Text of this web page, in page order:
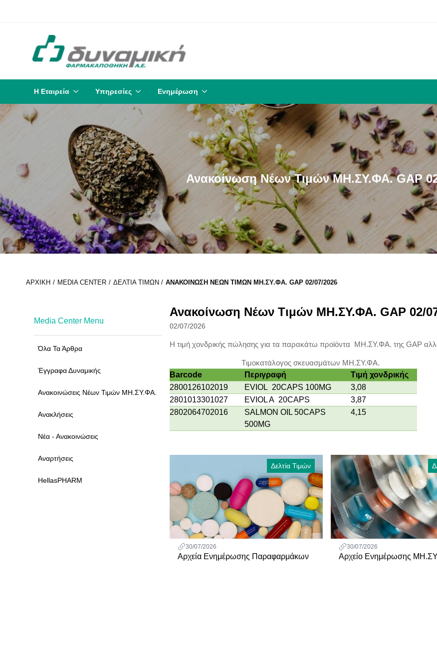
Η Εταιρεία Υπηρεσίες Ενημέρωση
Ανακοίνωση Νέων Τιμών ΜΗ.ΣΥ.ΦΑ. GAP
ΑΡΧΙΚΉ MEDIA CENTER ΔΕΛΤΊΑ ΤΙΜΏΝ ΑΝΑΚΟΊΝΩΣΗ ΝΈΩΝ ΤΙΜΏΝ ΜΗ.ΣΥ.ΦΑ. GAP 02/07/2026
Media Center Menu
Όλα Τα Άρθρα
Έγγραφα Δυναμικής
Ανακοινώσεις Νέων Τιμών ΜΗ.ΣΥ.ΦΑ.
Ανακλήσεις
Νέα - Ανακοινώσεις
Αναρτήσεις
HellasPHARM
Ανακοίνωση Νέων Τιμών ΜΗ.ΣΥ.ΦΑ. GAP 02/
02/07/2026
Η τιμή χονδρικής πώλησης για τα παρακάτω προϊόντα ΜΗ.ΣΥ.ΦΑ. της GAP
Tιμοκατάλογος σκευασμάτων ΜΗ.ΣΥ.ΦΑ.
Barcode
Περιγραφή
Τιμή χονδρικής
2800126102019
EVIOL 20CAPS 100MG
3,08
2801013301027
EVIOL A 20CAPS
3,87
2802064702016
SALMON OIL 50CAPS
500MG
4,15
Δελτία Τιμών
30/07/2026
Αρχεία Ενημέρωσης Παραφαρμάκων
30/07/2026
Αρχείο Ενημέρωσης